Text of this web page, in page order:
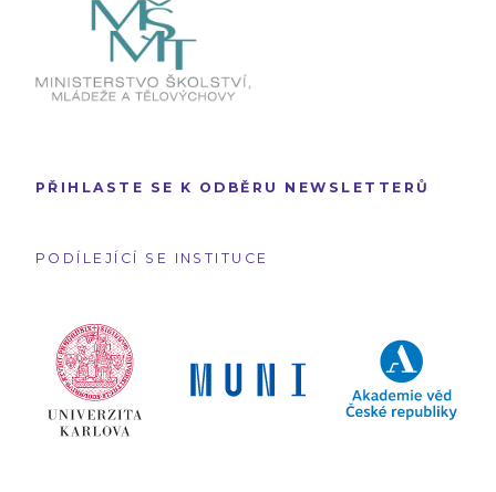
PŘIHLASTE SE K ODBĚRU NEWSLETTERŮ
PODÍLEJÍCÍ SE INSTITUCE